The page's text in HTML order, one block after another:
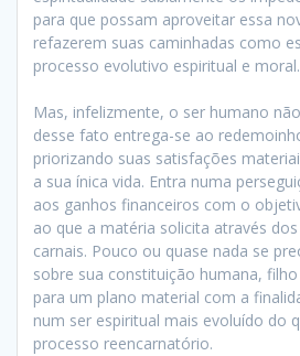
para que possam aproveitar essa
refazerem suas caminhadas como
processo evolutivo espiritual e moral.
Mas, infelizmente, o ser humano
desse fato entrega-se ao
priorizando suas satisfações
a sua ínica vida. Entra numa
aos ganhos financeiros com o
ao que a matéria solicita através
carnais. Pouco ou quase nada se
sobre sua constituição humana,
para um plano material com a
num ser espiritual mais evoluído do
processo reencarnatório.